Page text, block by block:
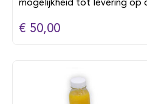
mogelijkheid tot levering op
€ 50,00